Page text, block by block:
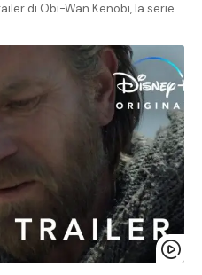
di Obi-Wan Kenobi, la serie…